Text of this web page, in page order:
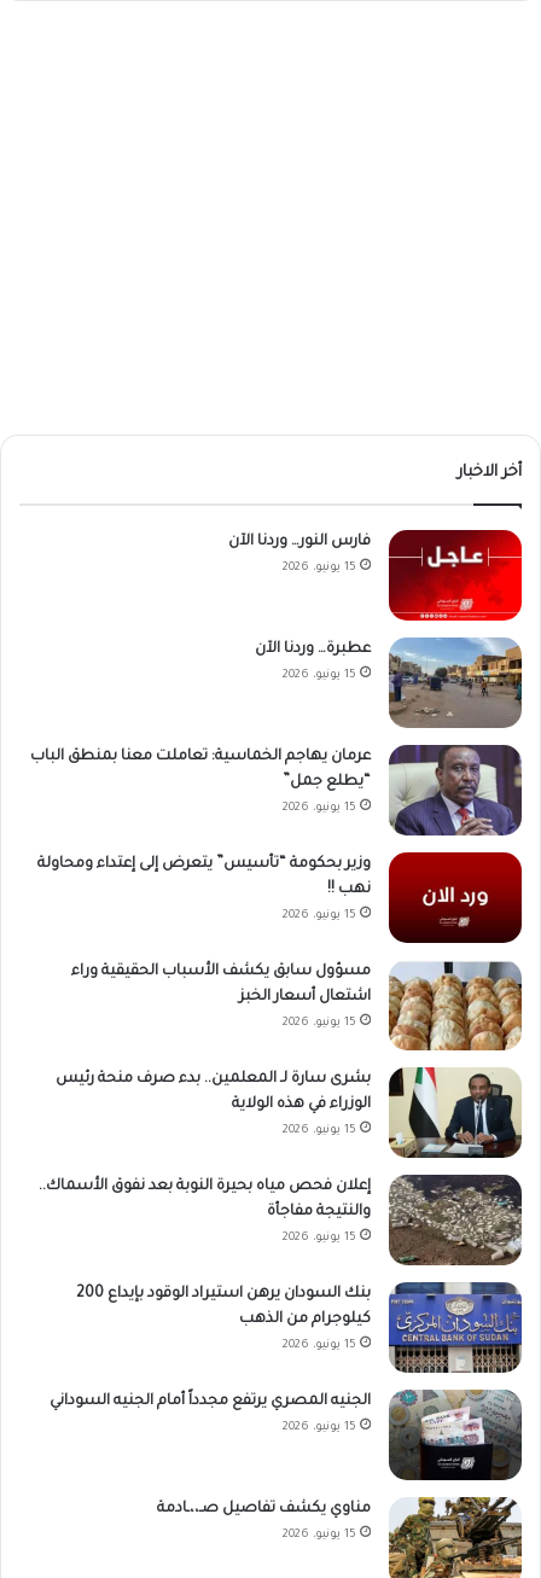
أخر الاخبار
فارس النور… وردنا الآن
15 يونيو، 2026
عطبرة… وردنا الآن
15 يونيو، 2026
عرمان يهاجم الخماسية: تعاملت معنا بمنطق الباب
“يطلع جمل”
15 يونيو، 2026
وزير بحكومة “تأسيس” يتعرض إلى إعتداء ومحاولة
نهب !!
15 يونيو، 2026
مسؤول سابق يكشف الأسباب الحقيقية وراء
اشتعال أسعار الخبز
15 يونيو، 2026
بشرى سارة لـ المعلمين.. بدء صرف منحة رئيس
الوزراء في هذه الولاية
15 يونيو، 2026
إعلان فحص مياه بحيرة النوبة بعد نفوق الأسماك..
والنتيجة مفاجأة
15 يونيو، 2026
بنك السودان يرهن استيراد الوقود بإيداع 200
كيلوجرام من الذهب
15 يونيو، 2026
الجنيه المصري يرتفع مجدداً أمام الجنيه السوداني
15 يونيو، 2026
مناوي يكشف تفاصيل صـ،،ـادمة
15 يونيو، 2026